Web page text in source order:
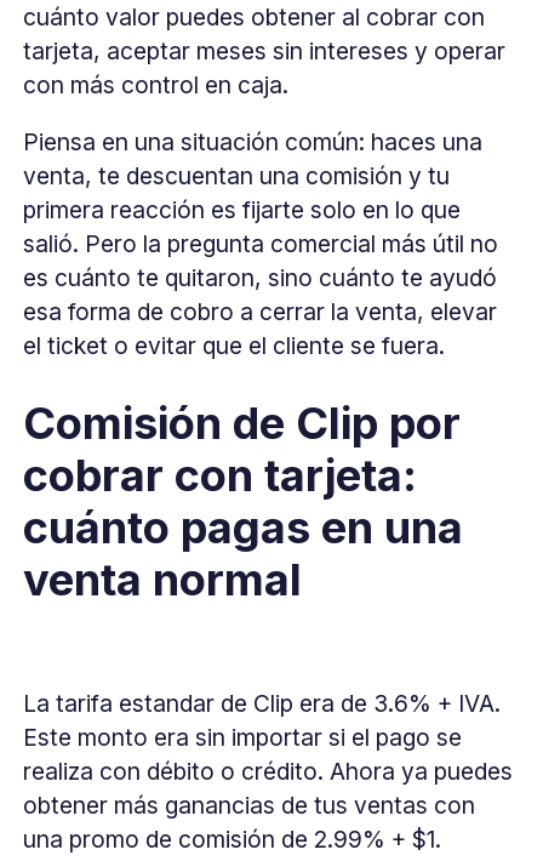
cuánto valor puedes obtener al cobrar con
tarjeta, aceptar meses sin intereses y operar
con más control en caja.
Piensa en una situación común: haces una
venta, te descuentan una comisión y tu
primera reacción es fijarte solo en lo que
salió. Pero la pregunta comercial más útil no
es cuánto te quitaron, sino cuánto te ayudó
esa forma de cobro a cerrar la venta, elevar
el ticket o evitar que el cliente se fuera.
Comisión de Clip por
cobrar con tarjeta:
cuánto pagas en una
venta normal
La tarifa estandar de Clip era de 3.6% + IVA.
Este monto era sin importar si el pago se
realiza con débito o crédito. Ahora ya puedes
obtener más ganancias de tus ventas con
una promo de comisión de 2.99% + $1.